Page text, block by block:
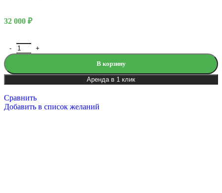
32 000 ₽
В корзину
Аренда в 1 клик
Сравнить
Добавить в список желаний